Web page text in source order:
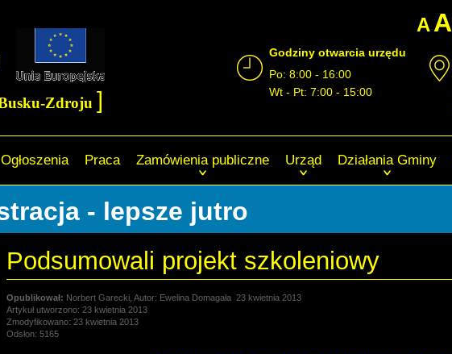
AA
Zdroju ]
Godziny otwarcia urzędu
Po: 8:00 - 16:00
Wt - Pt: 7:00 - 15:00
Ogłoszenia Praca Zamówienia publiczne Urząd Działania Gminy
- lepsze jutro
Podsumowali projekt szkoleniowy
Norbert Garecki, Autor: Ewelina Domagała 23 kwietnia 2013
Artykuł utworzono: 23 kwietnia 2013
Zmodyfikowano: 23 kwietnia 2013
Odsłon: 5165